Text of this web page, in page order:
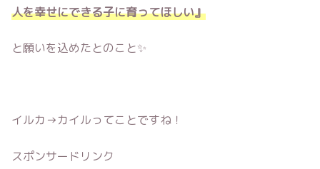
人を幸せにできる子に育ってほしい』
と願いを込めたとのこと✨
イルカ→カイルってことですね！
スポンサードリンク